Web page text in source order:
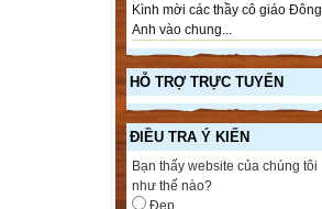
Kình mời các thầy cô giáo Đông
Anh vào chung...
HỖ TRỢ TRỰC TUYẾN
ĐIỀU TRA Ý KIẾN
Bạn thấy website của chúng tôi
như thế nào?
Đẹp